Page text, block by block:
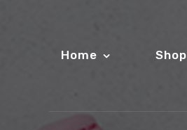
Home Shop